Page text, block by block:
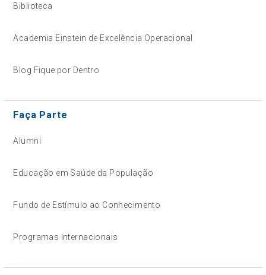
Biblioteca
Academia Einstein de Excelência Operacional
Blog Fique por Dentro
Faça Parte
Alumni
Educação em Saúde da População
Fundo de Estímulo ao Conhecimento
Programas Internacionais